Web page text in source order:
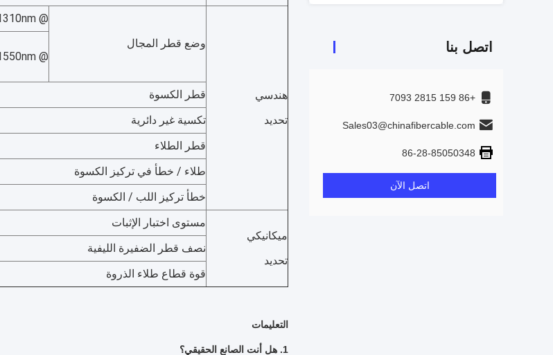
اتصل بنا
+86 159 2815 7093
Sales03@chinafibercable.com
86-28-85050348
اتصل الآن
هندسي
تحديد
وضع قطر المجال
@ 1310nm
@ 1550nm
قطر الكسوة
تكسية غير دائرية
قطر الطلاء
طلاء / خطأ في تركيز الكسوة
خطأ تركيز اللب / الكسوة
ميكانيكي
تحديد
مستوى اختبار الإثبات
نصف قطر الضفيرة الليفية
قوة قطاع طلاء الذروة
التعليمات
1. هل أنت الصانع الحقيقي؟